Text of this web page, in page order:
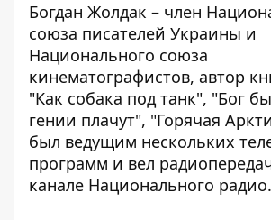
Богдан Жолдак – член
союза писателей Украины и
Национального союза
кинематографистов, автор
"Как собака под танк", "Бог
гении плачут", "Горячая
был ведущим нескольких
программ и вел
канале Национального радио.